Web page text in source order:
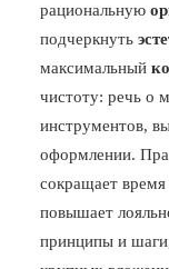
рациональную
подчеркнуть
максимальный
чистоту: речь о
инструментов,
оформлении.
сокращает
повышает
принципы и